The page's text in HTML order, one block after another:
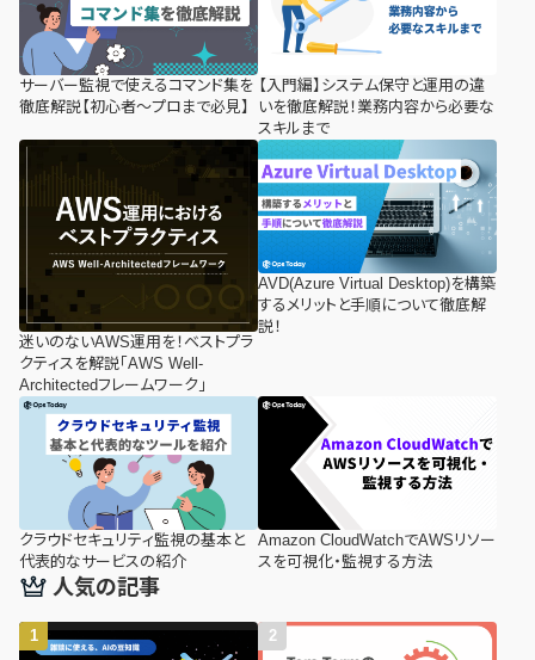
サーバー監視で使えるコマンド集を
徹底解説【初心者～プロまで必見】
【入門編】システム保守と運用の違
いを徹底解説！業務内容から必要な
スキルまで
迷いのないAWS運用を！ベストプラ
クティスを解説「AWS Well-
Architectedフレームワーク」
AVD(Azure Virtual Desktop)を構築
するメリットと手順について徹底解
説！
クラウドセキュリティ監視の基本と
代表的なサービスの紹介
Amazon CloudWatchでAWSリソー
スを可視化・監視する方法
人気の記事